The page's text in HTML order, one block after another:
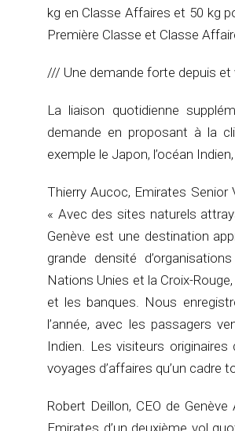
kg en Classe Affaires et 50 kg
Première Classe et Classe
/// Une demande forte depuis et
La liaison quotidienne
demande en proposant à la
exemple le Japon, l’océan
Thierry Aucoc, Emirates Senior
« Avec des sites naturels
Genève est une destination
grande densité
Nations Unies et la Croix-
et les banques. Nous
l’année, avec les passagers
Indien. Les visiteurs
voyages d’affaires qu’un cadre
Robert Deillon, CEO de